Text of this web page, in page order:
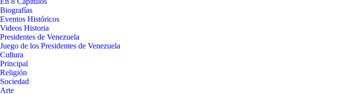
Biografías
Eventos Históricos
Videos Historia
Presidentes de Venezuela
Juego de los Presidentes de Venezuela
Cultura
Principal
Religión
Sociedad
Arte